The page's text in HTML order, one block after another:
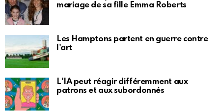
mariage de sa fille Emma Roberts
Les Hamptons partent en guerre contre
l'art
L'IA peut réagir différemment aux
patrons et aux subordonnés